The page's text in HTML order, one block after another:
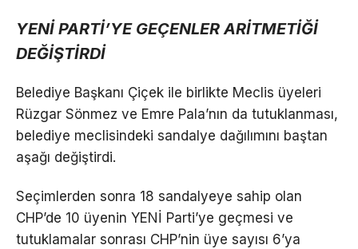
YENİ PARTİ’YE GEÇENLER ARİTMETİĞİ
DEĞİŞTİRDİ
Belediye Başkanı Çiçek ile birlikte Meclis üyeleri
Rüzgar Sönmez ve Emre Pala’nın da tutuklanması,
belediye meclisindeki sandalye dağılımını baştan
aşağı değiştirdi.
Seçimlerden sonra 18 sandalyeye sahip olan
CHP’de 10 üyenin YENİ Parti’ye geçmesi ve
tutuklamalar sonrası CHP’nin üye sayısı 6’ya